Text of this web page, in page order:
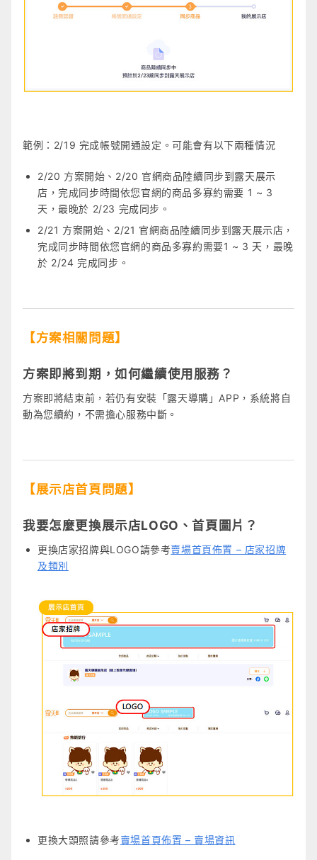
範例：2/19 完成帳號開通設定。可能會有以下兩種情況
2/20 方案開始、2/20 官網商品陸續同步到露天展示
店，完成同步時間依您官網的商品多寡約需要 1 ~ 3
天，最晚於 2/23 完成同步。
2/21 方案開始、2/21 官網商品陸續同步到露天展示店，
完成同步時間依您官網的商品多寡約需要1 ~ 3 天，最晚
於 2/24 完成同步。
【方案相關問題】
方案即將到期，如何繼續使用服務？
方案即將結束前，若仍有安裝「露天導購」APP，系統將自
動為您續約，不需擔心服務中斷。
【展示店首頁問題】
我要怎麼更換展示店LOGO、首頁圖片？
更換店家招牌與LOGO請參考賣場首頁佈置 – 店家招牌
及類別
更換大頭照請參考賣場首頁佈置 – 賣場資訊